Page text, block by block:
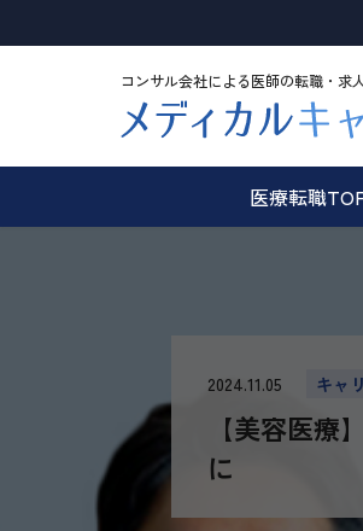
コンサル会社による医師の転職・求
医療転職
2024.11.05 キャ
【美容医
に